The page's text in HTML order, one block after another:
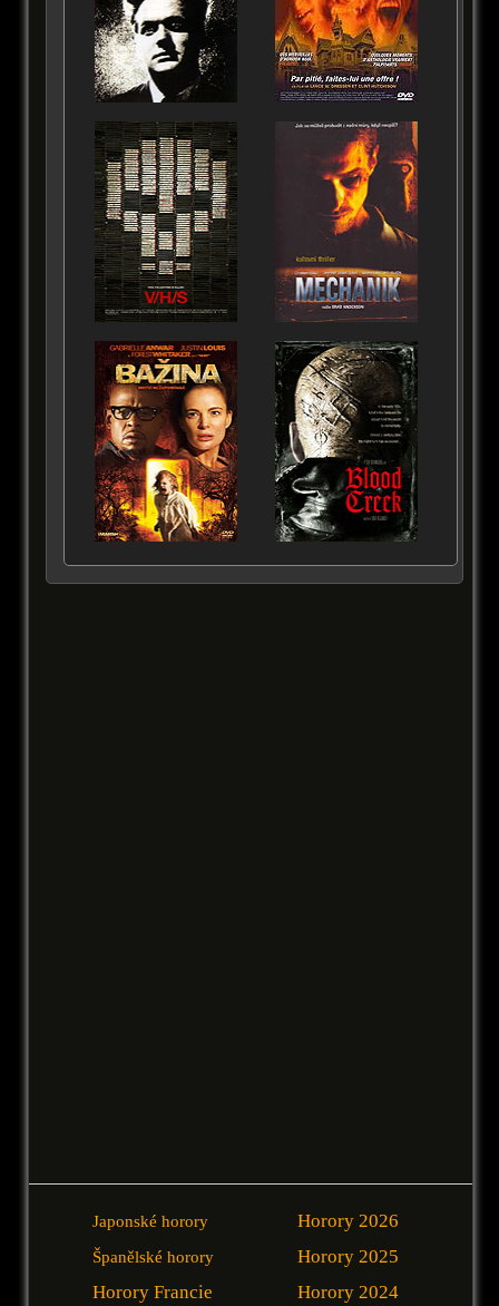
Japonské horory
Španělské horory
Horory Francie
Horory 2026
Horory 2025
Horory 2024